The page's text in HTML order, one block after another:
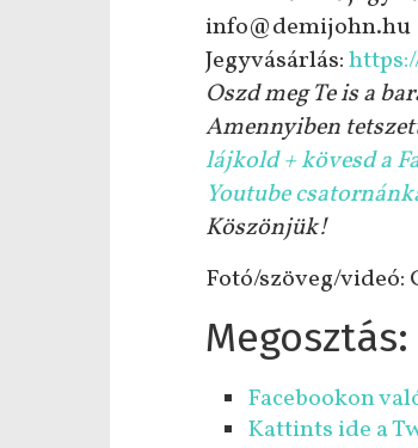
info@demijohn.hu
Jegyvásárlás:
Oszd meg Te is a
Amennyiben
lájkold + kövesd a
Youtube
Köszönjük!
Fotó/szöveg/videó:
Megosztás:
Facebookon
Kattints ide a